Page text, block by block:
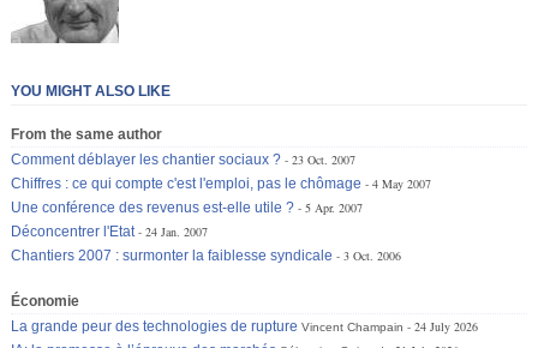
YOU MIGHT ALSO LIKE
From the same author
Comment déblayer les chantier sociaux ?
23 Oct. 2007
Chiffres : ce qui compte c'est l'emploi, pas le chômage
4 May 2007
Une conférence des revenus est-elle utile ?
5 Apr. 2007
Déconcentrer l'Etat
24 Jan. 2007
Chantiers 2007 : surmonter la faiblesse syndicale
3 Oct. 2006
Économie
La grande peur des technologies de rupture Vincent Champain
24 July 2026